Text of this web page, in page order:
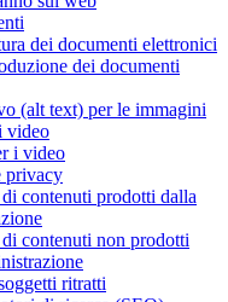
dei documenti elettronici
dei documenti
(alt text) per le immagini
video
i video
privacy
contenuti prodotti dalla
contenuti non prodotti
ritratti